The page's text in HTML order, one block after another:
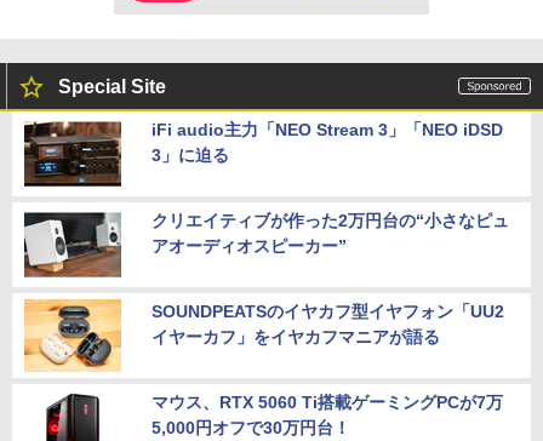
Special Site
iFi audio主力「NEO Stream 3」「NEO iDSD
3」に迫る
クリエイティブが作った2万円台の“小さなピュ
アオーディオスピーカー”
SOUNDPEATSのイヤカフ型イヤフォン「UU2
イヤーカフ」をイヤカフマニアが語る
マウス、RTX 5060 Ti搭載ゲーミングPCが7万
5,000円オフで30万円台！